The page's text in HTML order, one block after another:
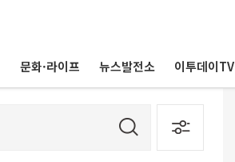
문화·라이프 뉴스발전소 이투데이TV